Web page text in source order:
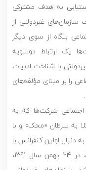
به هدف مشترکی
غیردولتی از
بنگاه از سوی دیگر
یک ارتباط دوسویه
با شناخت ادبیات
را بر مبنای مؤلفه‌های
شرکت‌ها که به
به سرطان «محک» و با
دنبال اولین کنفرانس با
همین موضوع در 26 بهمن ماه سال 1389، در 24 بهمن سال 1391،